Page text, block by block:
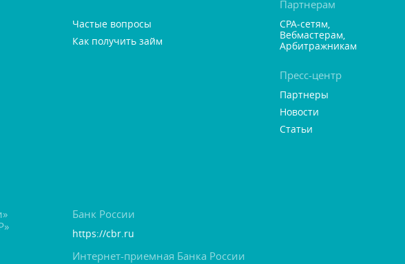
Частые вопросы
Как получить займ
Партнерам
CPA-сетям,
ебмастерам,
Арбитражникам
Пресс-центр
Партнеры
Новости
Статьи
Банк России
https://cbr.ru
Интернет-приемная Банка России